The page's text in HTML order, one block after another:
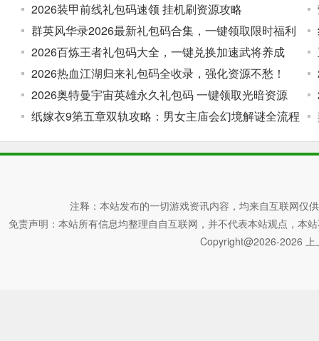
2026装甲前线礼包码速领 挂机刷资源攻略
群英风华录2026最新礼包码合集，一键领取限时福利
2026百炼王者礼包码大全，一键兑换加速武将养成
2026热血江湖归来礼包码全收录，强化资源不愁！
2026奥特曼宇宙英雄永久礼包码 一键领取光暗资源
纸嫁衣9第五章双轨攻略：男女主庙会幻境解谜全流程
注释：本站发布的一切游戏资讯内容，均来自互联网仅
免责声明：本站所有信息均整理自自互联网，并不代表本站观点，本
Copyright@2026-2026